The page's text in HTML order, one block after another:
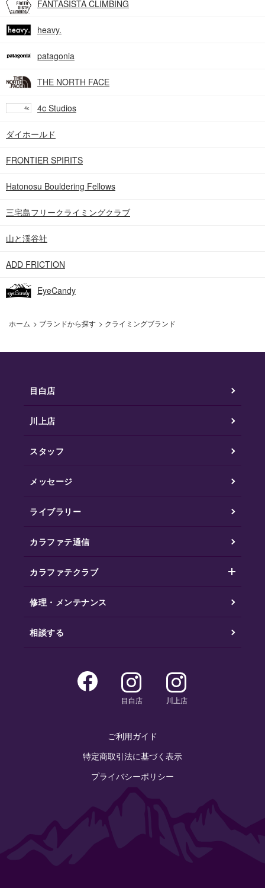
FANTASISTA CLIMBING
heavy.
patagonia
THE NORTH FACE
4c Studios
ダイホールド
FRONTIER SPIRITS
Hatonosu Bouldering Fellows
三宅島フリークライミングクラブ
山と渓谷社
ADD FRICTION
EyeCandy
ホーム > ブランドから探す > クライミングブランド
目白店
川上店
スタッフ
メッセージ
ライブラリー
カラファテ通信
カラファテクラブ
修理・メンテナンス
相談する
目白店 川上店
ご利用ガイド
特定商取引法に基づく表示
プライバシーポリシー